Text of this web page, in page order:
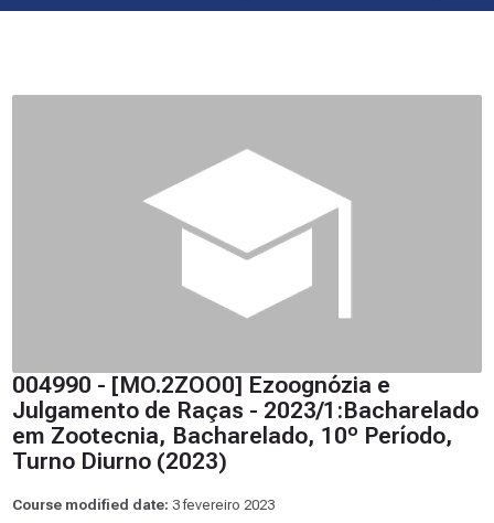
004990 - [MO.2ZOO0] Ezoognózia e
Julgamento de Raças - 2023/1:Bacharelado
em Zootecnia, Bacharelado, 10º Período,
Turno Diurno (2023)
Course modified date: 3 fevereiro 2023